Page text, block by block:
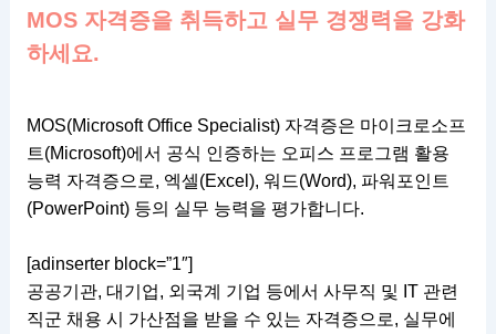
MOS 자격증을 취득하고 실무 경쟁력을 강화
하세요.
MOS(Microsoft Office Specialist) 자격증은 마이크로소프
트(Microsoft)에서 공식 인증하는 오피스 프로그램 활용
능력 자격증으로, 엑셀(Excel), 워드(Word), 파워포인트
(PowerPoint) 등의 실무 능력을 평가합니다.
[adinserter block=”1″]
공공기관, 대기업, 외국계 기업 등에서 사무직 및 IT 관련
직군 채용 시 가산점을 받을 수 있는 자격증으로, 실무에